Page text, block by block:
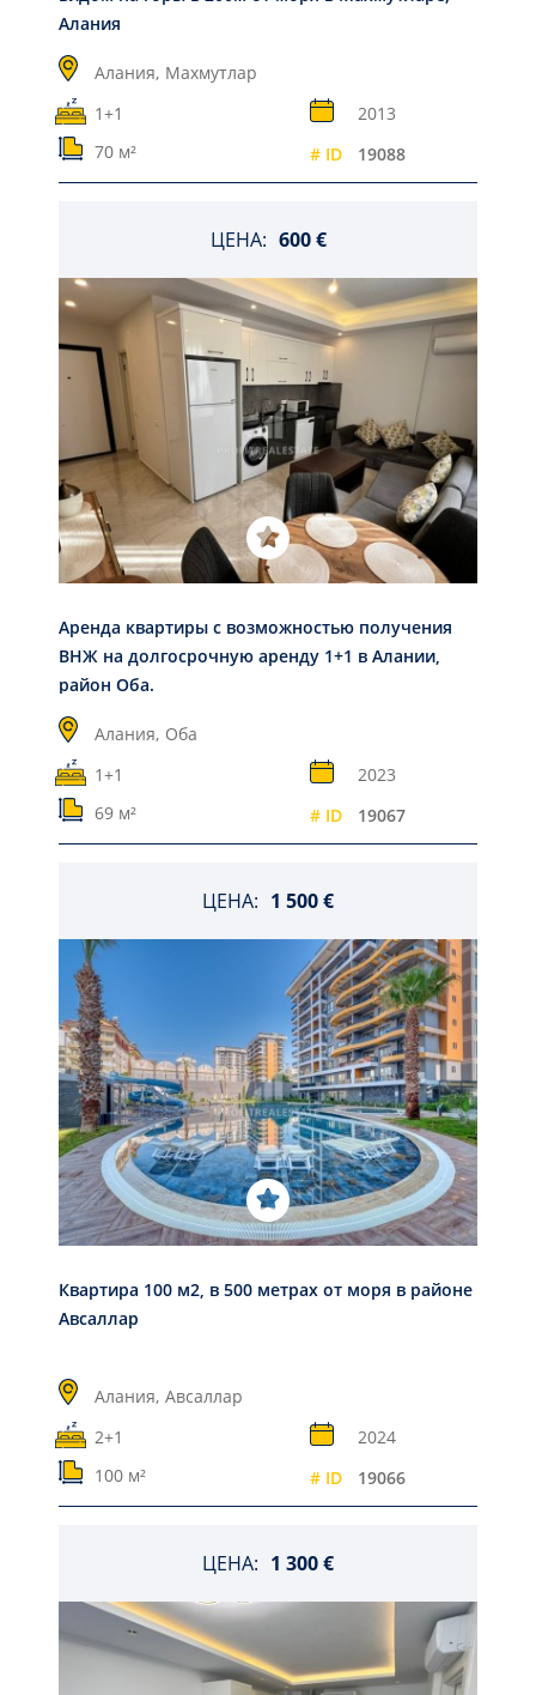
Алания
Алания, Махмутлар
1+1
2013
70 м²
# ID 19088
ЦЕНА: 600 €
Aрендa квартиры с возможностью получения
ВНЖ на долгосрочную аренду 1+1 в Алании,
район Оба.
Алания, Оба
1+1
2023
69 м²
# ID 19067
ЦЕНА: 1 500 €
Квартира 100 м2, в 500 метрах от моря в районе
Авсаллар
Алания, Авсаллар
2+1
2024
100 м²
# ID 19066
ЦЕНА: 1 300 €